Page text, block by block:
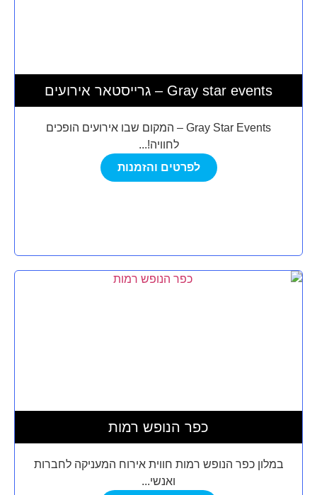
גרייסטאר אירועים – Gray star events
Gray Star Events – המקום שבו אירועים הופכים
לחוויה!...
לפרטים והזמנות
כפר הנופש רמות
במלון כפר הנופש רמות חווית אירוח המעניקה לחברות
ואנשי...